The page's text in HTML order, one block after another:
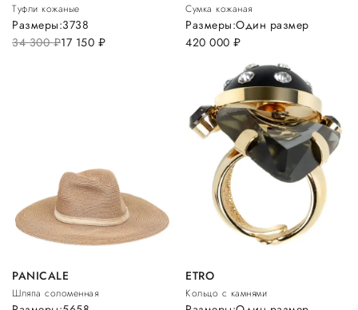
Туфли кожаные
34 300руб.17 150 руб.
Размеры:3738
Сумка кожаная
420 000руб.
Размеры:Один размер
PANICALE
Шляпа соломенная
ETRO
Кольцо с камнями